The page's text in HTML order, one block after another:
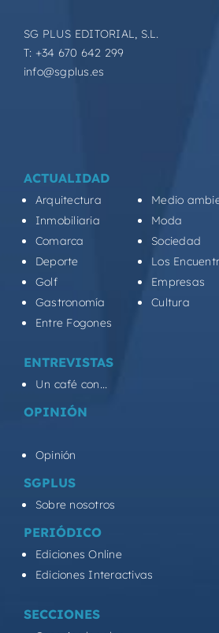
SG PLUS EDITORIAL, S.L.
T: +34 670 642 299
info@sgplus.es
ACTUALIDAD
Arquitectura
Inmobiliaria
Comarca
Deporte
Golf
Gastronomía
Entre Fogones
Medio
Moda
Sociedad
Los
Empresas
Cultura
ENTREVISTAS
Un café con...
OPINIÓN
Opinión
SGPLUS
Sobre nosotros
PERIÓDICO
Ediciones Online
Ediciones Interactivas
SECCIONES